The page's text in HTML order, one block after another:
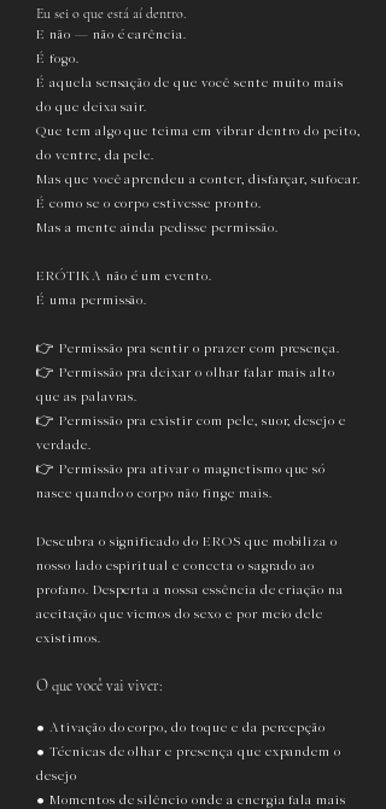
Eu sei o que está aí dentro.
E não — não é carência.
É fogo.
É aquela sensação de que você sente muito mais
do que deixa sair.
Que tem algo que teima em vibrar dentro do peito,
do ventre, da pele.
Mas que você aprendeu a conter, disfarçar, sufocar.
É como se o corpo estivesse pronto.
Mas a mente ainda pedisse permissão.
ERÓTIKA não é um evento.
É uma permissão.
👉 Permissão pra sentir o prazer com presença.
👉 Permissão pra deixar o olhar falar mais alto
que as palavras.
👉 Permissão pra existir com pele, suor, desejo e
verdade.
👉 Permissão pra ativar o magnetismo que só
nasce quando o corpo não finge mais.
Descubra o significado do EROS que mobiliza o
nosso lado espiritual e conecta o sagrado ao
profano. Desperta a nossa essência de criação na
aceitação que viemos do sexo e por meio dele
existimos.
O que você vai viver:
• Ativação do corpo, do toque e da percepção
• Técnicas de olhar e presença que expandem o
desejo
• Momentos de silêncio onde a energia fala mais